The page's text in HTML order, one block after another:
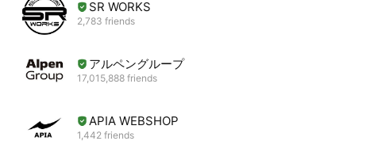
SR WORKS
2,783 friends
アルペングループ
17,015,888 friends
APIA WEBSHOP
1,442 friends